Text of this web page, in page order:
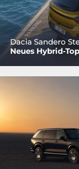
Dacia Sandero
Neues Hybrid-